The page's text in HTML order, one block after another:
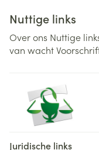
Nuttige links
Over ons Nuttige
van wacht
Juridische links